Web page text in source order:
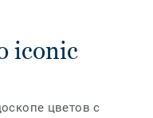
iconic
цветов с